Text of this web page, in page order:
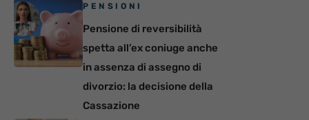
PENSIONI
Pensione di reversibilità
spetta all’ex coniuge anche
in assenza di assegno di
divorzio: la decisione della
Cassazione